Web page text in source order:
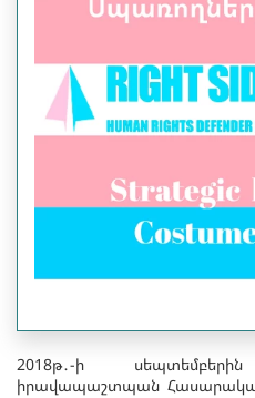
2018թ․-ի
իրավապաշտպան